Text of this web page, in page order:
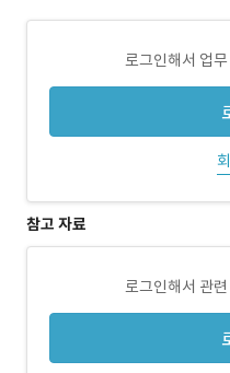
로그인해서 업
참고 자료
로그인해서 관